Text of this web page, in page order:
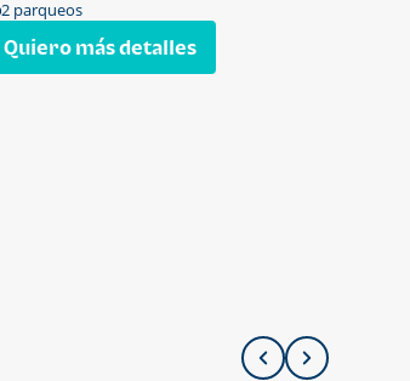
2 parqueos
Quiero más detalles